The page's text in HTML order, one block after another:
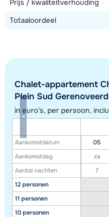
Toon alle accommodaties
exacte locatie kan enigszins afwijken.
Prijs / kwaliteitverhouding
Totaaloordeel
Chalet-appartement
Plein Sud
in euro's, per persoon,
Aankomstdatum
Aankomstdag
Aantal nachten
12 personen
11 personen
10 personen
05
za
7